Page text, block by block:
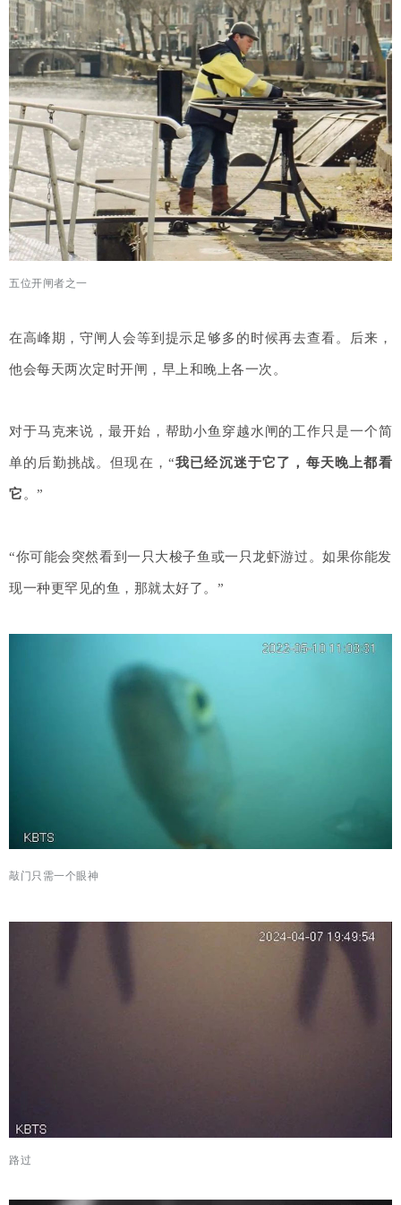
五位开闸者之一
在高峰期，守闸人会等到提示足够多的时候再去查看。后来，
他会每天两次定时开闸，早上和晚上各一次。
对于马克来说，最开始，帮助小鱼穿越水闸的工作只是一个简
单的后勤挑战。但现在，“我已经沉迷于它了，每天晚上都看
它 。”
“你可能会突然看到一只大梭子鱼或一只龙虾游过。如果你能发
现一种更罕见的鱼，那就太好了。”
敲门只需一个眼神
路过